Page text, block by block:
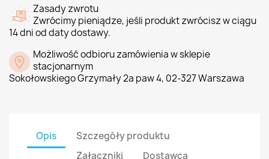
Zasady zwrotu
Zwrócimy pieniądze, jeśli produkt zwrócisz w ciągu
14 dni od daty dostawy.
Możliwość odbioru zamówienia w sklepie
stacjonarnym
Sokołowskiego Grzymały 2a paw 4, 02-327 Warszawa
Opis
Szczegóły produktu
Załączniki
Dostawca